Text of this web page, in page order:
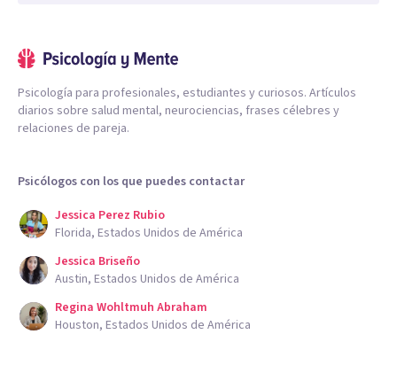
Psicología para profesionales, estudiantes y curiosos. Artículos
diarios sobre salud mental, neurociencias, frases célebres y
relaciones de pareja.
Psicólogos con los que puedes contactar
Jessica Perez Rubio
Florida, Estados Unidos de América
Jessica Briseño
Austin, Estados Unidos de América
Regina Wohltmuh Abraham
Houston, Estados Unidos de América